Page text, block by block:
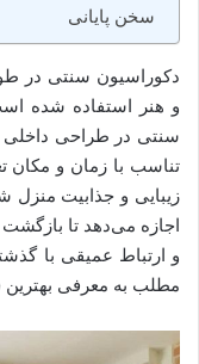
سخن پایانی
دکوراسیون سنتی در
و هنر استفاده شده
سنتی در طراحی داخلی
تناسب با زمان و مکان
زیبایی و جذابیت منزل
اجازه می‌دهد تا
و ارتباط عمیقی با
مطلب به معرفی بهترین